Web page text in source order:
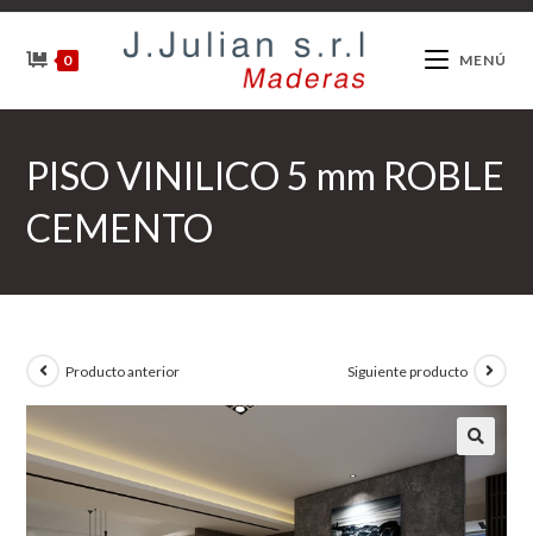
Ir
contenido
0 MENÚ
PISO VINILICO 5 mm ROBLE
CEMENTO
Producto anterior Siguiente producto